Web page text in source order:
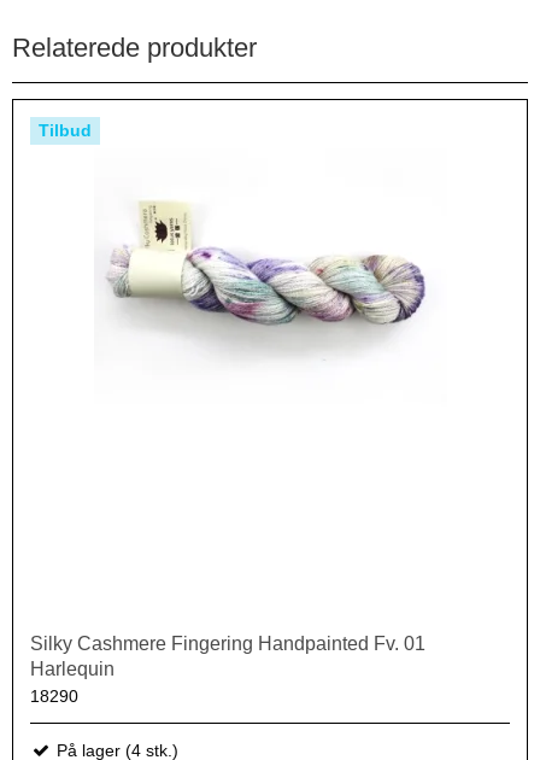
Relaterede produkter
Tilbud
Silky Cashmere Fingering Handpainted Fv. 01
Harlequin
18290
På lager (4 stk.)